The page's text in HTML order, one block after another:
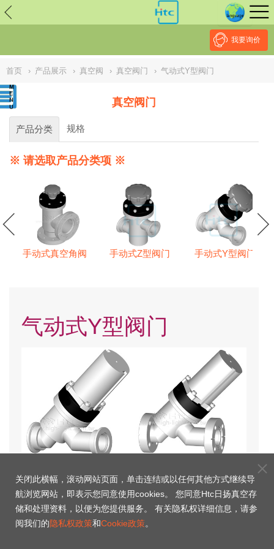
// replaced by scott on 2026/7/20 reason: high risk: Unsafe
Implementation Of Subresource Integrity /**/ // ------------------------------
我要询价
首页 › 产品展示 › 真空阀 › 真空阀门 › 气动式Y型阀门
真空阀门
产品分类 规格
※ 请选取产品分类项 ※
手动式真空角阀 手动式Z型阀门 手动式Y型阀门
气动式Y型阀门
KF法兰有波纹管(美规) CF可旋转法兰有波纹管(美规)
关闭此横幅，滚动网站页面，单击连结或以任何其他方式继续导
航浏览网站，即表示您同意使用cookies。 您同意Htc日扬真空存
储和处理资料，以便为您提供服务。 有关隐私权详细信息，请参
阅我们的隐私权政策和Cookie政策。